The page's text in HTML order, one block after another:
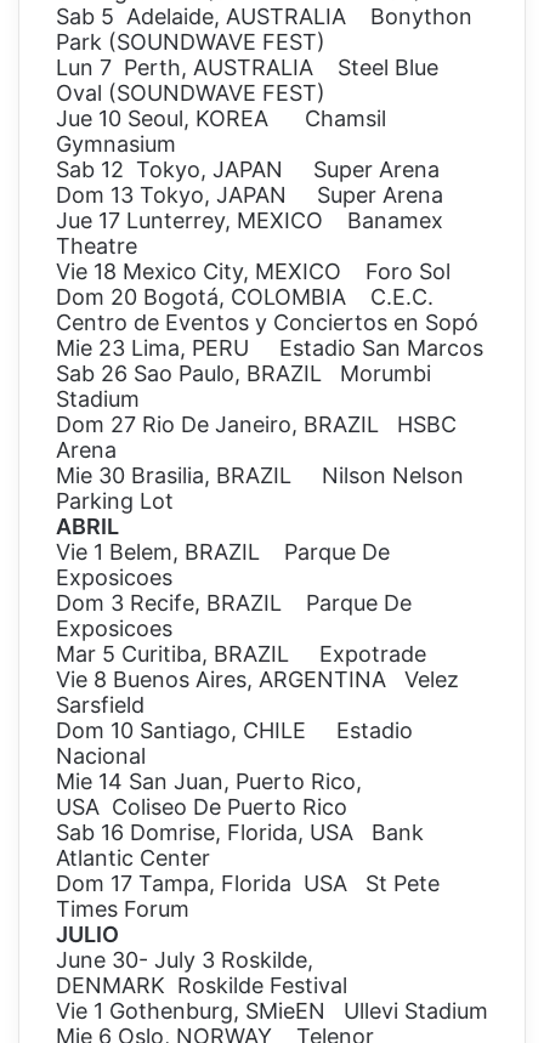
Sab 5 Adelaide, AUSTRALIA Bonython
Park (SOUNDWAVE FEST)
Lun 7 Perth, AUSTRALIA Steel Blue
Oval (SOUNDWAVE FEST)
Jue 10 Seoul, KOREA Chamsil
Gymnasium
Sab 12 Tokyo, JAPAN Super Arena
Dom 13 Tokyo, JAPAN Super Arena
Jue 17 Lunterrey, MEXICO Banamex
Theatre
Vie 18 Mexico City, MEXICO Foro Sol
Dom 20 Bogotá, COLOMBIA C.E.C.
Centro de Eventos y Conciertos en Sopó
Mie 23 Lima, PERU Estadio San Marcos
Sab 26 Sao Paulo, BRAZIL Morumbi
Stadium
Dom 27 Rio De Janeiro, BRAZIL HSBC
Arena
Mie 30 Brasilia, BRAZIL Nilson Nelson
Parking Lot
ABRIL
Vie 1 Belem, BRAZIL Parque De
Exposicoes
Dom 3 Recife, BRAZIL Parque De
Exposicoes
Mar 5 Curitiba, BRAZIL Expotrade
Vie 8 Buenos Aires, ARGENTINA Velez
Sarsfield
Dom 10 Santiago, CHILE Estadio
Nacional
Mie 14 San Juan, Puerto Rico,
USA Coliseo De Puerto Rico
Sab 16 Domrise, Florida, USA Bank
Atlantic Center
Dom 17 Tampa, Florida USA St Pete
Times Forum
JULIO
June 30- July 3 Roskilde,
DENMARK Roskilde Festival
Vie 1 Gothenburg, SMieEN Ullevi Stadium
Mie 6 Oslo, NORWAY Telenor